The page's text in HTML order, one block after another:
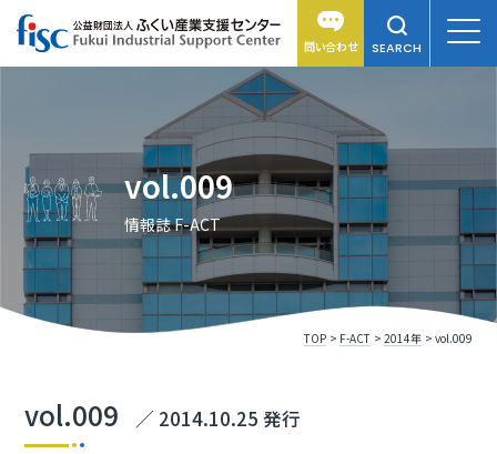
問い合わせ SEARCH
vol.009
情報誌 F-ACT
TOP F-ACT 2014年 vol.009
vol.009 ／ 2014.10.25 発行